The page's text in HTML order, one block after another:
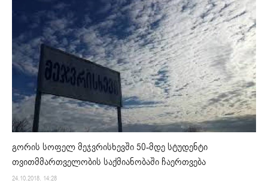
გორის სოფელ მეჯვრისხევში 50-მდე სტუდენტი
თვითმმართველობის საქმიანობაში ჩაერთვება
24.10.2018. 14:28